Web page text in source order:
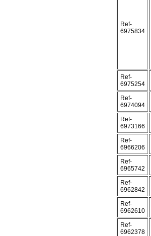
Ref-
6975834
Ref-
6975254
Ref-
6974094
Ref-
6973166
Ref-
6966206
Ref-
6965742
Ref-
6962842
Ref-
6962610
Ref-
6962378